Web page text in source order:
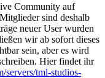
Community auf
sind deshalb
neuer User wurden
wir ab sofort dieses
sein, aber es wird
Hier findet ihr
servers/tml-studios-